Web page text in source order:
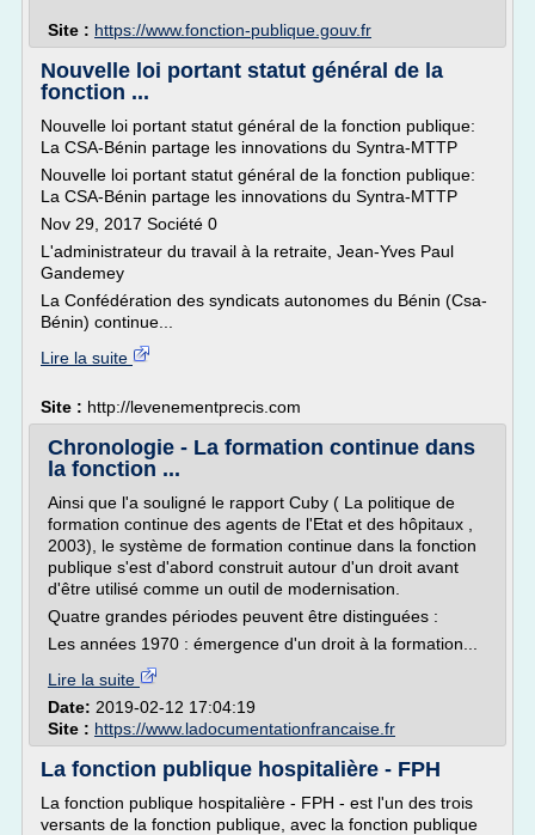
Site : https://www.fonction-publique.gouv.fr
Nouvelle loi portant statut général de la
fonction ...
Nouvelle loi portant statut général de la fonction publique:
La CSA-Bénin partage les innovations du Syntra-MTTP
Nouvelle loi portant statut général de la fonction publique:
La CSA-Bénin partage les innovations du Syntra-MTTP
Nov 29, 2017 Société 0
L'administrateur du travail à la retraite, Jean-Yves Paul
Gandemey
La Confédération des syndicats autonomes du Bénin (Csa-
Bénin) continue...
Lire la suite
Site : http://levenementprecis.com
Chronologie - La formation continue dans
la fonction ...
Ainsi que l'a souligné le rapport Cuby ( La politique de
formation continue des agents de l'Etat et des hôpitaux ,
2003), le système de formation continue dans la fonction
publique s'est d'abord construit autour d'un droit avant
d'être utilisé comme un outil de modernisation.
Quatre grandes périodes peuvent être distinguées :
Les années 1970 : émergence d'un droit à la formation...
Lire la suite
Date: 2019-02-12 17:04:19
Site : https://www.ladocumentationfrancaise.fr
La fonction publique hospitalière - FPH
La fonction publique hospitalière - FPH - est l'un des trois
versants de la fonction publique, avec la fonction publique